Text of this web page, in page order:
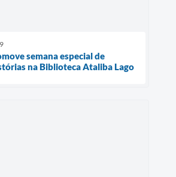
semana especial de
na Biblioteca Ataliba Lago